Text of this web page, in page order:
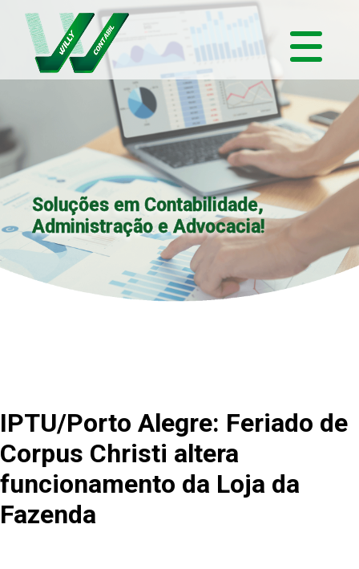
Soluções em Contabilidade,
Administração e Advocacia!
IPTU/Porto Alegre: Feriado de
Corpus Christi altera
funcionamento da Loja da
Fazenda